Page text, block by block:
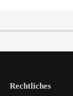
Rechtliches